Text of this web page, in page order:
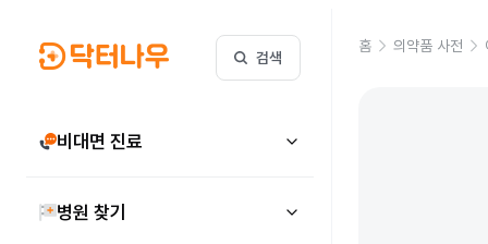
검색
비대면 진료
병원 찾기
홈 의약품 사전